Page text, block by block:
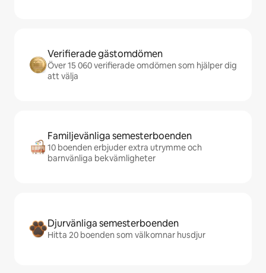
Verifierade gästomdömen
Över 15 060 verifierade omdömen som hjälper dig
att välja
Familjevänliga semesterboenden
10 boenden erbjuder extra utrymme och
barnvänliga bekvämligheter
Djurvänliga semesterboenden
Hitta 20 boenden som välkomnar husdjur